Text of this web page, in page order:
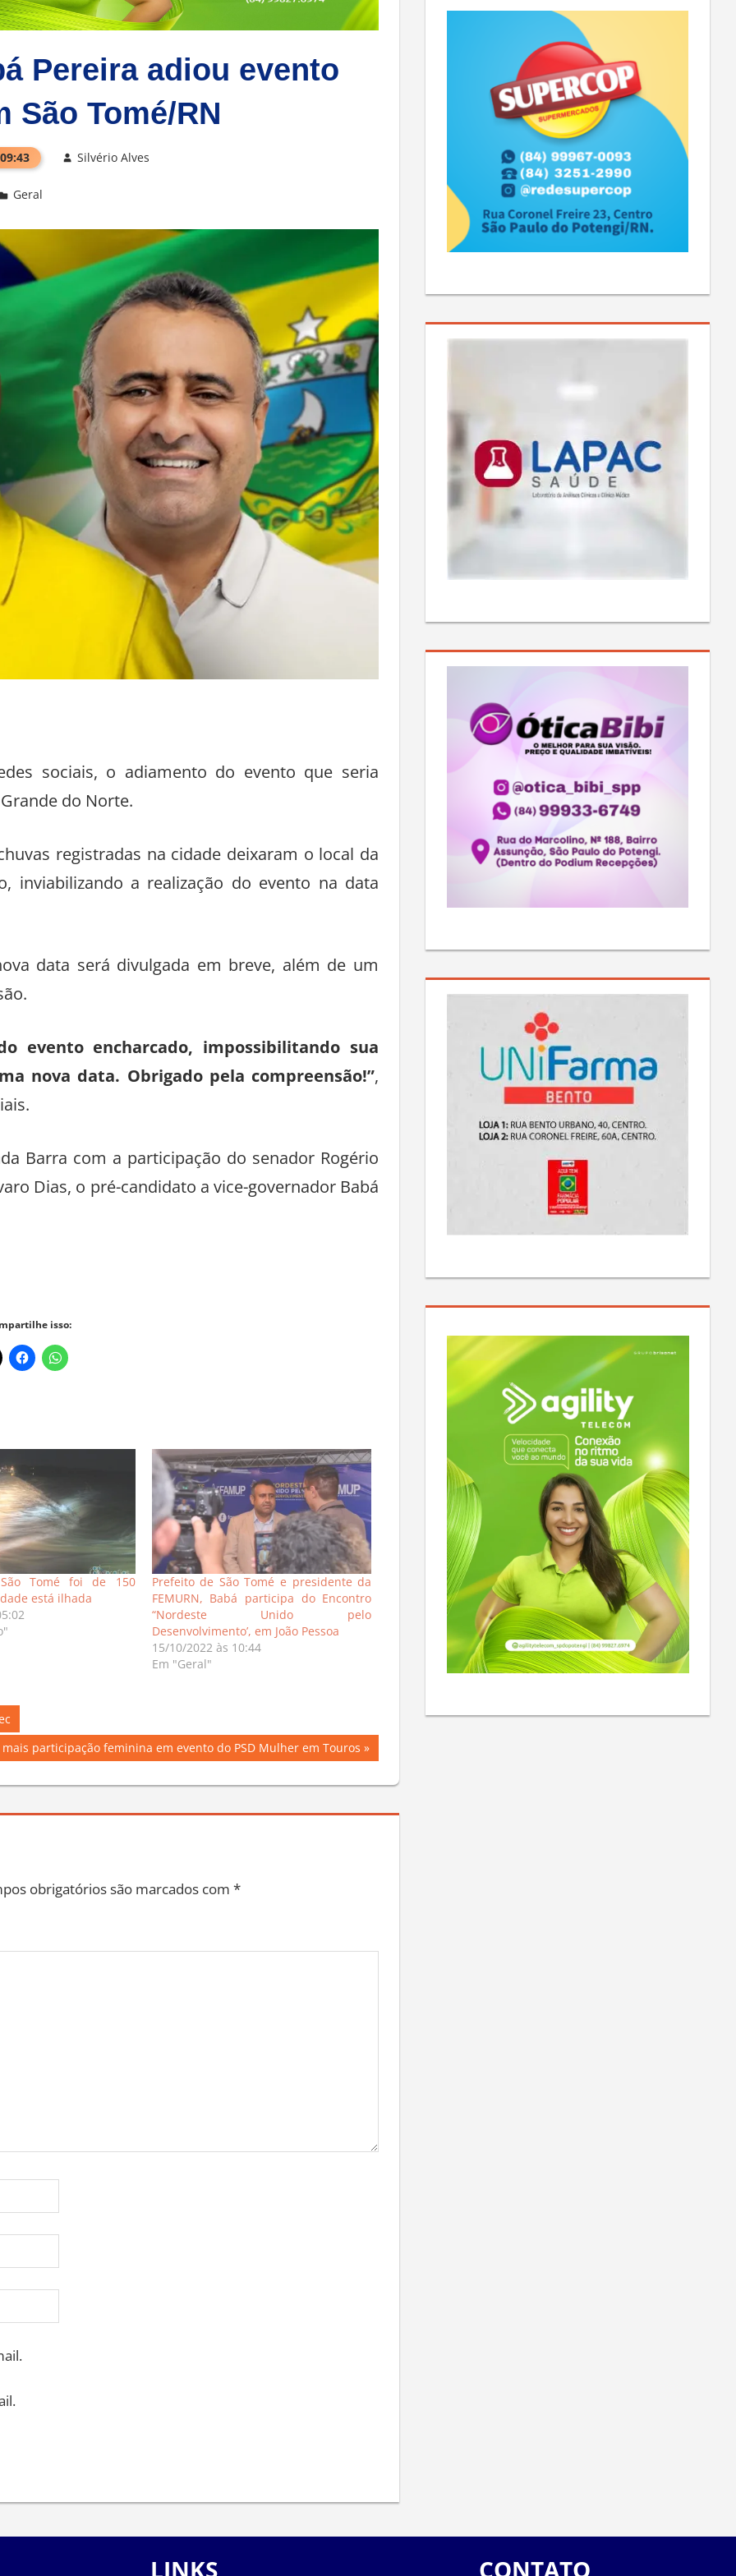
Pereira adiou evento
São Tomé/RN
sociais, o adiamento do evento que seria
do Norte.
registradas na cidade deixaram o local da
inviabilizando a realização do evento na data
data será divulgada em breve, além de um
evento encharcado, impossibilitando sua
nova data. Obrigado pela compreensão!” ,
Barra com a participação do senador Rogério
Dias, o pré-candidato a vice-governador Babá
isso:
Tomé foi de 150
está ilhada
Prefeito de São Tomé e presidente da
FEMURN, Babá participa do Encontro
“Nordeste Unido pelo
Desenvolvimento’, em João Pessoa
15/10/2022 às 10:44
participação feminina em evento do PSD Mulher em Touros
obrigatórios são marcados com